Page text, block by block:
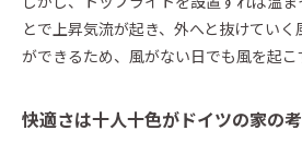
とで上昇気流が起き、外へと抜けてい
ができるため、風がない日でも風を起こ
快適さは十人十色がドイツの家の